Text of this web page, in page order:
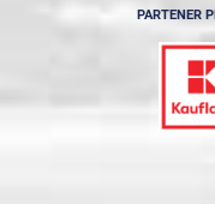
PARTENER